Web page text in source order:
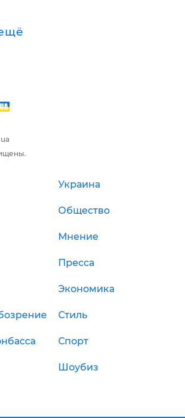
Украина
Общество
Мнение
Пресса
Экономика
Стиль
Спорт
Шоубиз